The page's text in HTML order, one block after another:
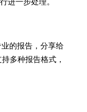
的报告，分享给
多种报告格式，